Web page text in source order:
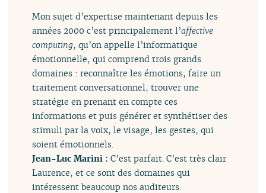
Mon sujet d’expertise maintenant depuis les
années 2000 c’est principalement l’affective
computing, qu’on appelle l’informatique
émotionnelle, qui comprend trois grands
domaines : reconnaître les émotions, faire un
traitement conversationnel, trouver une
stratégie en prenant en compte ces
informations et puis générer et synthétiser des
stimuli par la voix, le visage, les gestes, qui
soient émotionnels.
Jean-Luc Marini :C’est parfait. C’est très clair
Laurence, et ce sont des domaines qui
intéressent beaucoup nos auditeurs.